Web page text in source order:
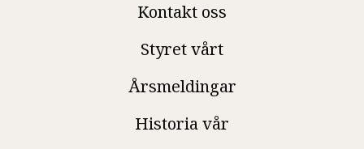
Kontakt oss
Styret vårt
Årsmeldingar
Historia vår